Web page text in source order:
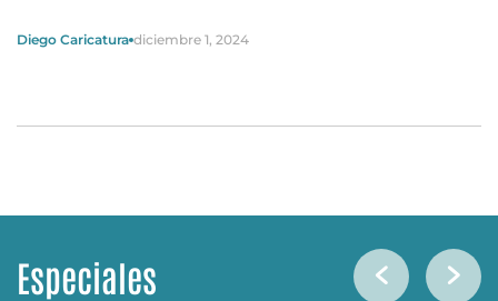
Diego Caricatura diciembre 1, 2024
Especiales